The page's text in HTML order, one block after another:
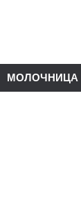
МОЛОЧНИЦА